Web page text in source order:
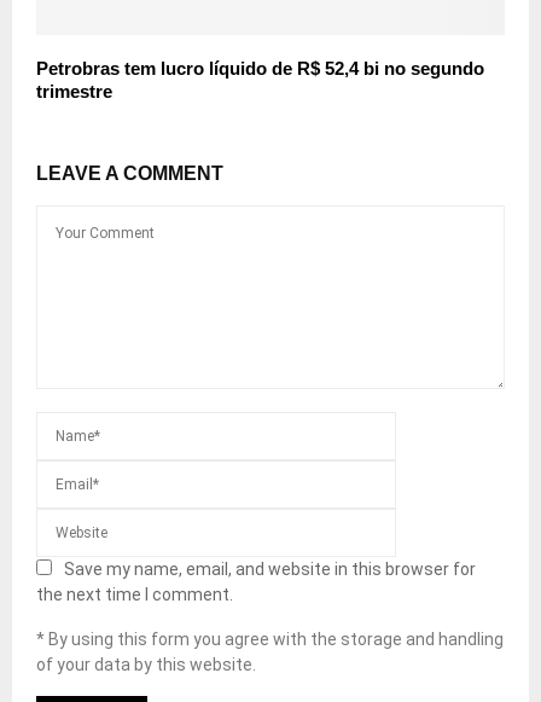
Petrobras tem lucro líquido de R$ 52,4 bi no segundo
trimestre
LEAVE A COMMENT
Save my name, email, and website in this browser for
the next time I comment.
* By using this form you agree with the storage and handling
of your data by this website.